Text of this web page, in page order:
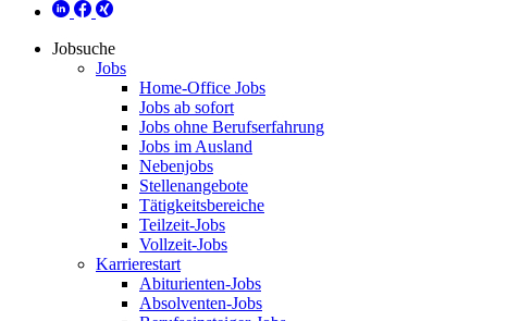
Jobsuche
Jobs
Home-Office Jobs
Jobs ab sofort
Jobs ohne Berufserfahrung
Jobs im Ausland
Nebenjobs
Stellenangebote
Tätigkeitsbereiche
Teilzeit-Jobs
Vollzeit-Jobs
Karrierestart
Abiturienten-Jobs
Absolventen-Jobs